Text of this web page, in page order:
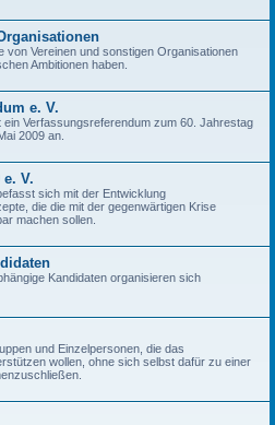
von Vereinen und sonstigen Organisationen
Ambitionen haben.
e. V.
ein Verfassungsreferendum zum 60. Jahrestag
2009 an.
V.
sich mit der Entwicklung
die die mit der gegenwärtigen Krise
machen sollen.
Kandidaten organisieren sich
und Einzelpersonen, die das
wollen, ohne sich selbst dafür zu einer